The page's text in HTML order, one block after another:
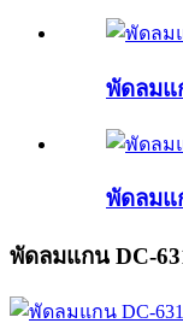
พัดลมแ
พัดลมแ
พัดลมแกน DC-